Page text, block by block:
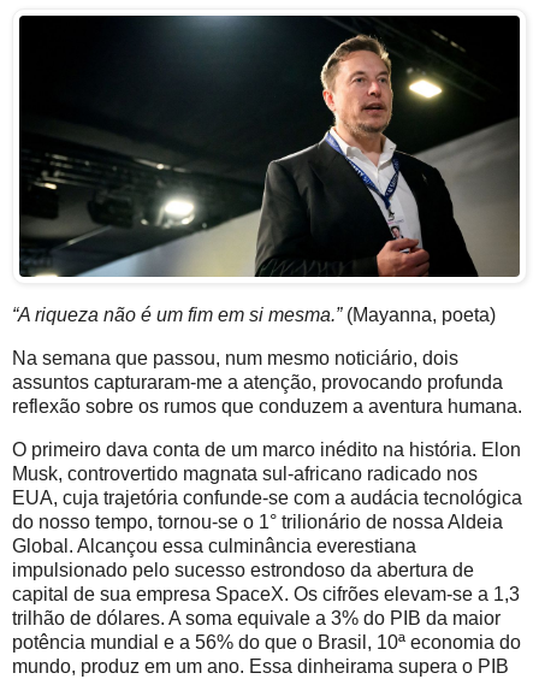
“A riqueza não é um fim em si mesma.”(Mayanna, poeta)
Na semana que passou, num mesmo noticiário, dois
assuntos capturaram-me a atenção, provocando profunda
reflexão sobre os rumos que conduzem a aventura humana.
O primeiro dava conta de um marco inédito na história. Elon
Musk, controvertido magnata sul-africano radicado nos
EUA, cuja trajetória confunde-se com a audácia tecnológica
do nosso tempo, tornou-se o 1° trilionário de nossa Aldeia
Global. Alcançou essa culminância everestiana
impulsionado pelo sucesso estrondoso da abertura de
capital de sua empresa SpaceX. Os cifrões elevam-se a 1,3
trilhão de dólares. A soma equivale a 3% do PIB da maior
potência mundial e a 56% do que o Brasil, 10ª economia do
mundo, produz em um ano. Essa dinheirama supera o PIB